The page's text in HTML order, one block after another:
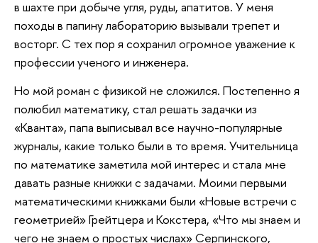
в шахте при добыче угля, руды, апатитов. У меня
походы в папину лабораторию вызывали трепет и
восторг. С тех пор я сохранил огромное уважение к
профессии ученого и инженера.
Но мой роман с физикой не сложился. Постепенно я
полюбил математику, стал решать задачки из
«Кванта», папа выписывал все научно-популярные
журналы, какие только были в то время. Учительница
по математике заметила мой интерес и стала мне
давать разные книжки с задачами. Моими первыми
математическими книжками были «Новые встречи с
геометрией» Грейтцера и Кокстера, «Что мы знаем и
чего не знаем о простых числах» Серпинского,